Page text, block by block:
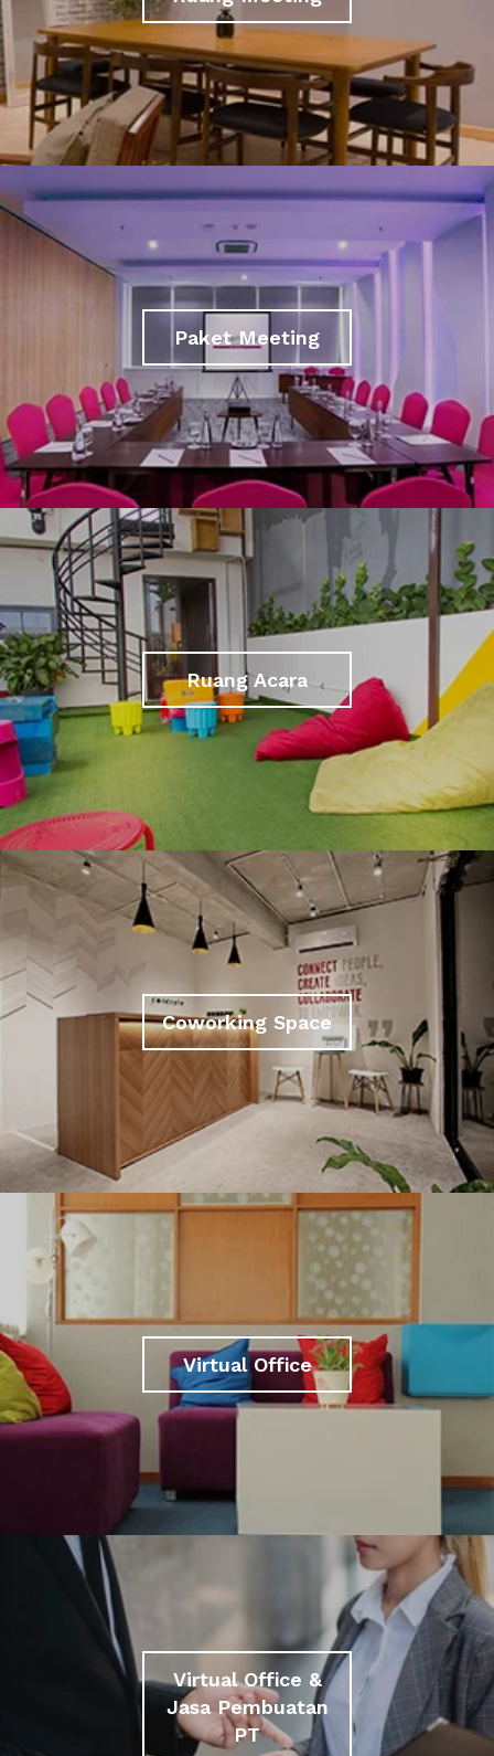
Paket Meeting
Ruang Acara
Coworking Space
Virtual Office
Virtual Office &
Jasa Pembuatan
PT